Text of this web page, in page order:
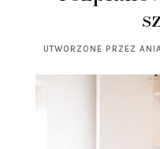
UTWORZONE PRZEZ